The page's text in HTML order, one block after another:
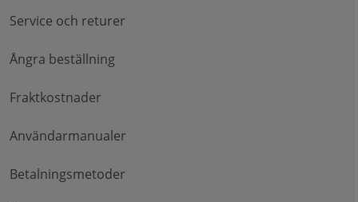
Service och returer
Ångra beställning
Fraktkostnader
Användarmanualer
Betalningsmetoder